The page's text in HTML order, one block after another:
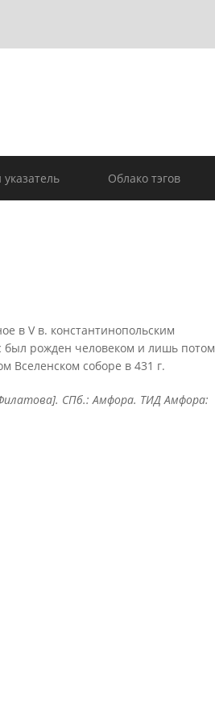
Облако тэгов
в V в. константинопольским
был рожден человеком и лишь потом
Вселенском соборе в 431 г.
СПб.: Амфора. ТИД Амфора: